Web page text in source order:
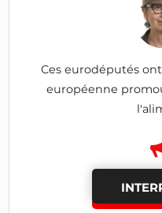
Ces eurodéputés
européenne